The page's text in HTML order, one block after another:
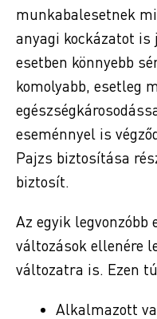
munkabalesetnek
anyagi kockázatot is
esetben könnyebb
komolyabb, esetleg
eseménnyel is
Pajzs biztosítása
biztosít.
Az egyik legvonzóbb
változások ellenére
változatra is. Ezen
Alkalmazott